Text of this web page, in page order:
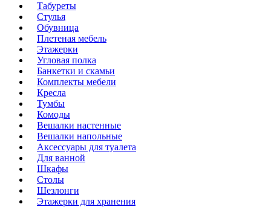
Табуреты
Стулья
Обувница
Плетеная мебель
Этажерки
Угловая полка
Банкетки и скамьи
Комплекты мебели
Кресла
Тумбы
Комоды
Вешалки настенные
Вешалки напольные
Аксессуары для туалета
Для ванной
Шкафы
Столы
Шезлонги
Этажерки для хранения